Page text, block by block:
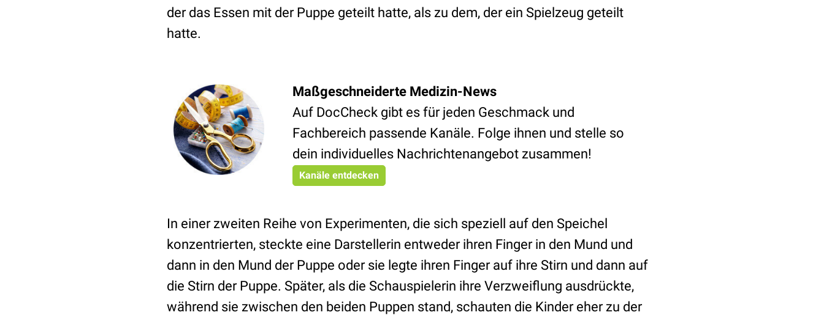
der das Essen mit der Puppe geteilt hatte, als zu dem, der ein Spielzeug geteilt
hatte.
Maßgeschneiderte Medizin-News
Auf DocCheck gibt es für jeden Geschmack und
Fachbereich passende Kanäle. Folge ihnen und stelle so
dein individuelles Nachrichtenangebot zusammen!
Kanäle entdecken
In einer zweiten Reihe von Experimenten, die sich speziell auf den Speichel
konzentrierten, steckte eine Darstellerin entweder ihren Finger in den Mund und
dann in den Mund der Puppe oder sie legte ihren Finger auf ihre Stirn und dann auf
die Stirn der Puppe. Später, als die Schauspielerin ihre Verzweiflung ausdrückte,
während sie zwischen den beiden Puppen stand, schauten die Kinder eher zu der